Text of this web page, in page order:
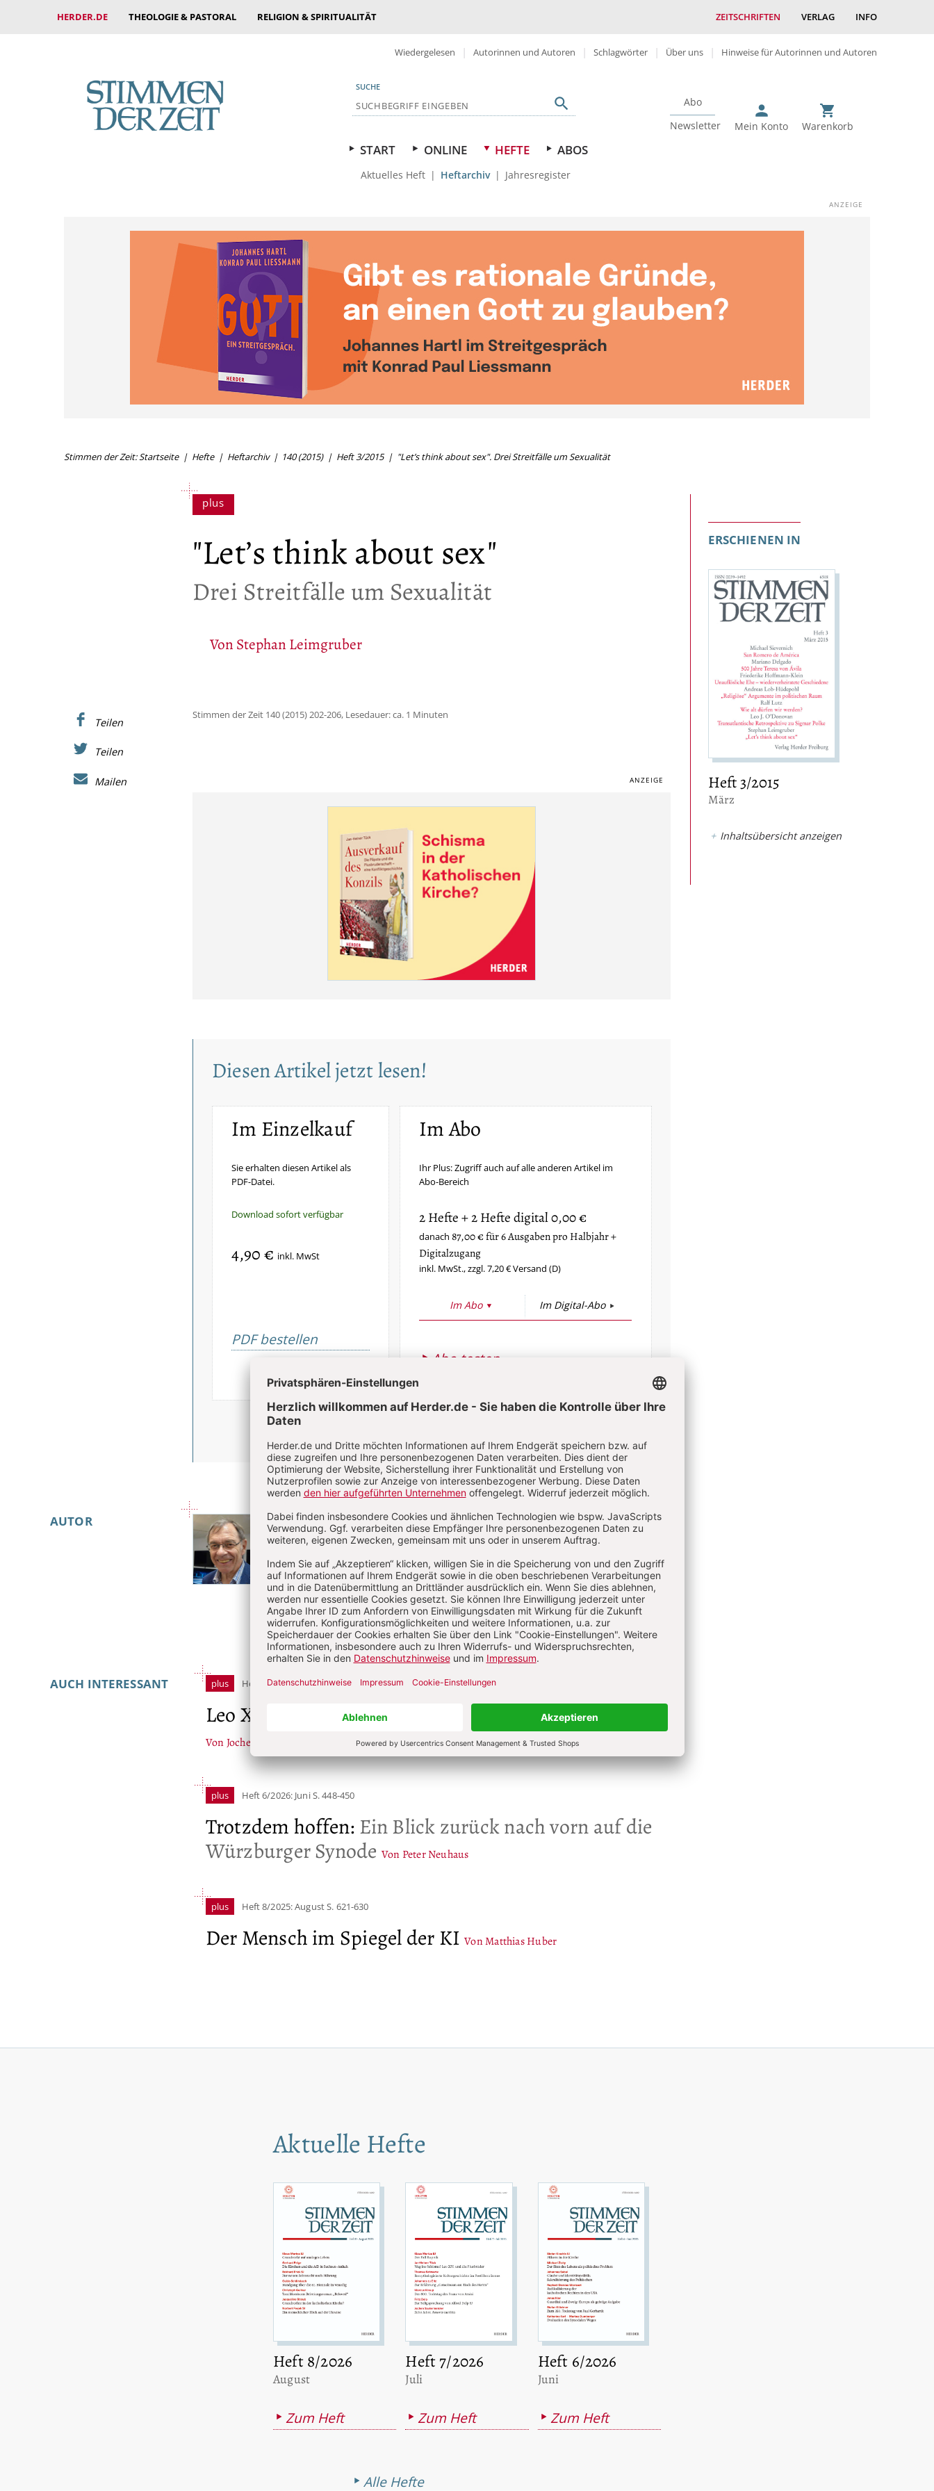
HERDER.DE THEOLOGIE & PASTORAL RELIGION & SPIRITUALITÄT ZEITSCHRIFTEN VERLAG INFO
Wiedergelesen Autorinnen und Autoren Schlagwörter Über uns Hinweise für Autorinnen und Autoren
SUCHE
Abo
Newsletter
Mein Konto Warenkorb
START ONLINE HEFTE ABOS
Aktuelles Heft Heftarchiv Jahresregister
Stimmen der Zeit: Startseite Hefte Heftarchiv 140 (2015) Heft 3/2015 "Let’s think about sex". Drei Streitfälle um Sexualität
"Let’s think about sex"
:
Drei Streitfälle um Sexualität
Von Stephan Leimgruber
Stimmen der Zeit 140 (2015) 202-206, Lesedauer: ca. 1 Minuten
Diesen Artikel jetzt lesen!
Im Einzelkauf
Sie erhalten diesen Artikel als
PDF-Datei.
Download sofort verfügbar
4,90 € inkl. MwSt
PDF bestellen
Im Abo
Ihr Plus: Zugriff auch auf alle anderen Artikel im
Abo-Bereich
2 Hefte + 2 Hefte digital 0,00 €
danach 87,00 € für 6 Ausgaben pro Halbjahr +
Digitalzugang
inkl. MwSt., zzgl. 7,20 € Versand (D)
Im Abo Im Digital-Abo
Abo testen
Teilen
Teilen
Mailen
Überschrift
AUTOR Stephan Leimgruber
Stephan Leimgruber, Dr. theol. habil., lic. phil., geb. 1948, Professor für
Religionspädagogik und Didaktik des Religionsunterrichts an der
Katholisch-Theologischen Fakultät der LMU München.
AUCH INTERESSANT plus Heft 6/2026: JuniS. 415-416
Leo XIV. zur Segnung gleichgeschlechtlicher Paare
Von Jochen Sautermeister
plus Heft 6/2026: JuniS. 448-450
Trotzdem hoffen: Ein Blick zurück nach vorn auf die
Würzburger Synode Von Peter Neuhaus
plus Heft 8/2025: AugustS. 621-630
Der Mensch im Spiegel der KI Von Matthias Huber
ERSCHIENEN IN
Heft 3/2015
:
März
Inhaltsübersicht anzeigen
Aktuelle Hefte
Heft 8/2026
:
August
Zum Heft
Heft 7/2026
:
Juli
Zum Heft
Heft 6/2026
:
Juni
Zum Heft
Alle Hefte